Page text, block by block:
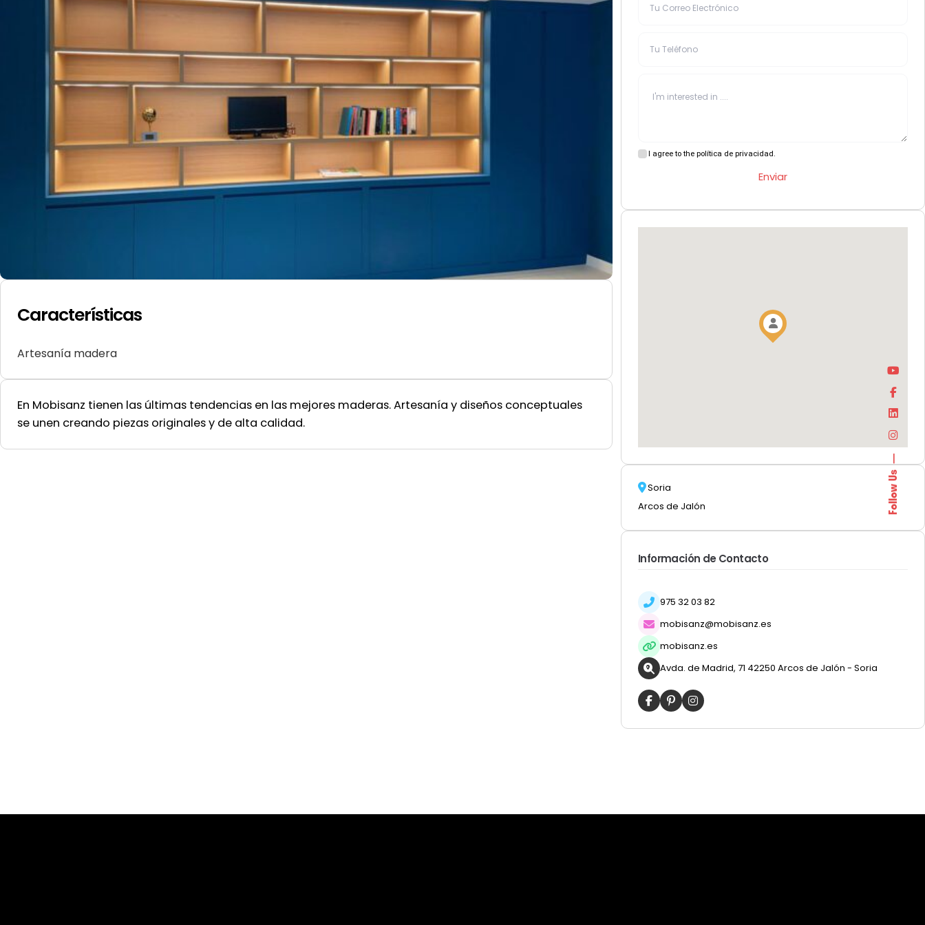
Follow Us
Características
Artesanía madera
En Mobisanz tienen las últimas tendencias en las mejores maderas. Artesanía y diseños conceptuales
se unen creando piezas originales y de alta calidad.
I agree to the política de privacidad.
Enviar
Soria
Arcos de Jalón
Información de Contacto
975 32 03 82
mobisanz@mobisanz.es
mobisanz.es
Avda. de Madrid, 71 42250 Arcos de Jalón - Soria